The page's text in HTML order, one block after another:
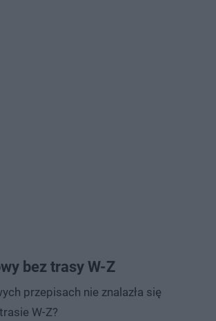
bez trasy W-Z
przepisach nie znalazła się
W-Z?